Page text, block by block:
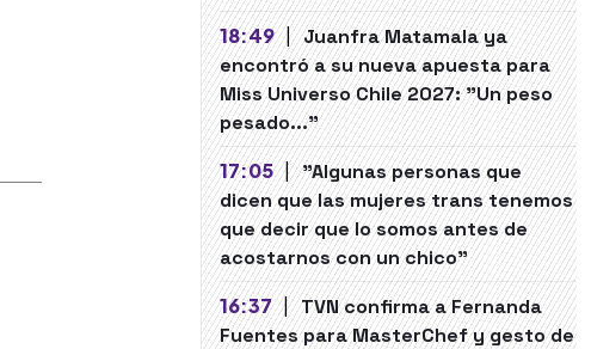
18:49 | Juanfra Matamala ya
encontró a su nueva apuesta para
Miss Universo Chile 2027: "Un peso
pesado..."
17:05 | "Algunas personas que
dicen que las mujeres trans tenemos
que decir que lo somos antes de
acostarnos con un chico"
16:37 | TVN confirma a Fernanda
Fuentes para MasterChef y gesto de